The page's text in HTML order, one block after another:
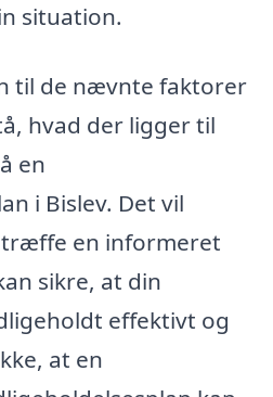
situation.
til de nævnte faktorer
hvad der ligger til
en
i Bislev. Det vil
en informeret
sikre, at din
effektivt og
at en